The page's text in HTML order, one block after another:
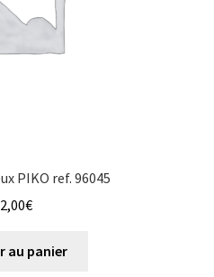
PIKO ref. 96045
€
au panier